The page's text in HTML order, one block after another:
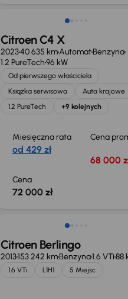
Citroen C4 X
202340 635 kmAutomatBenzyna
1.2 PureTech96 kW
Od pierwszego właściciela
Książka serwisowa
Auta krajowe
1.2 PureTech
+9 kolejnych
Miesięczna rata
od 429 zł
Cena
68 000
Cena
72 000 zł
Citroen Berlingo
2013153 242 kmBenzyna1.6 VTi88
1.6 VTi L1H1 5 Miejsc